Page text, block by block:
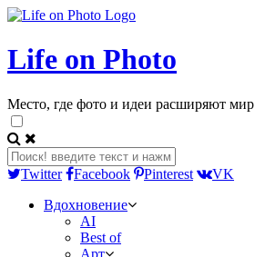
Life on Photo
Место, где фото и идеи расширяют мир
Twitter Facebook Pinterest
VK
Вдохновение
AI
Best of
Арт